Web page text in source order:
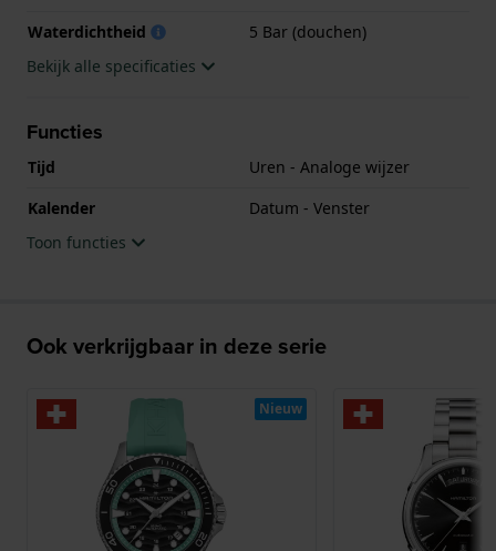
Waterdichtheid
5 Bar (douchen)
Bekijk alle specificaties
Functies
Tijd
Uren - Analoge wijzer
Kalender
Datum - Venster
Toon functies
Ook verkrijgbaar in deze serie
Nieuw